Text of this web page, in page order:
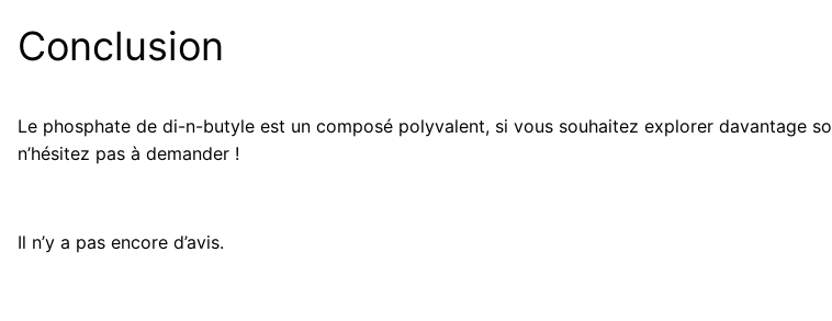
Conclusion
Le phosphate de di-n-butyle est un composé polyvalent, si vous souhaitez explorer davantage
n’hésitez pas à demander !
Il n’y a pas encore d’avis.